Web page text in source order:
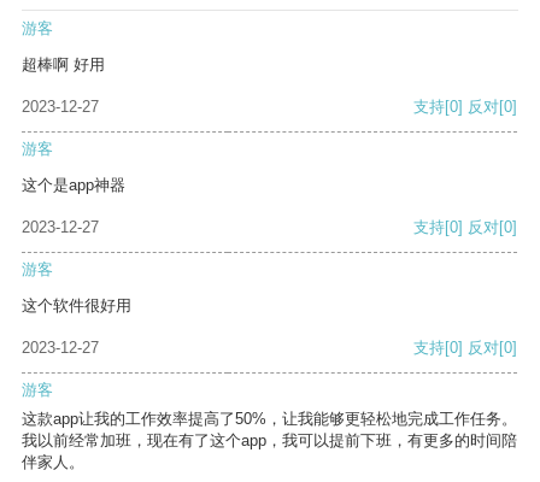
游客
超棒啊 好用
2023-12-27 支持[0] 反对[0]
游客
这个是app神器
2023-12-27 支持[0] 反对[0]
游客
这个软件很好用
2023-12-27 支持[0] 反对[0]
游客
这款app让我的工作效率提高了50%，让我能够更轻松地完成工作任务。
我以前经常加班，现在有了这个app，我可以提前下班，有更多的时间陪
伴家人。